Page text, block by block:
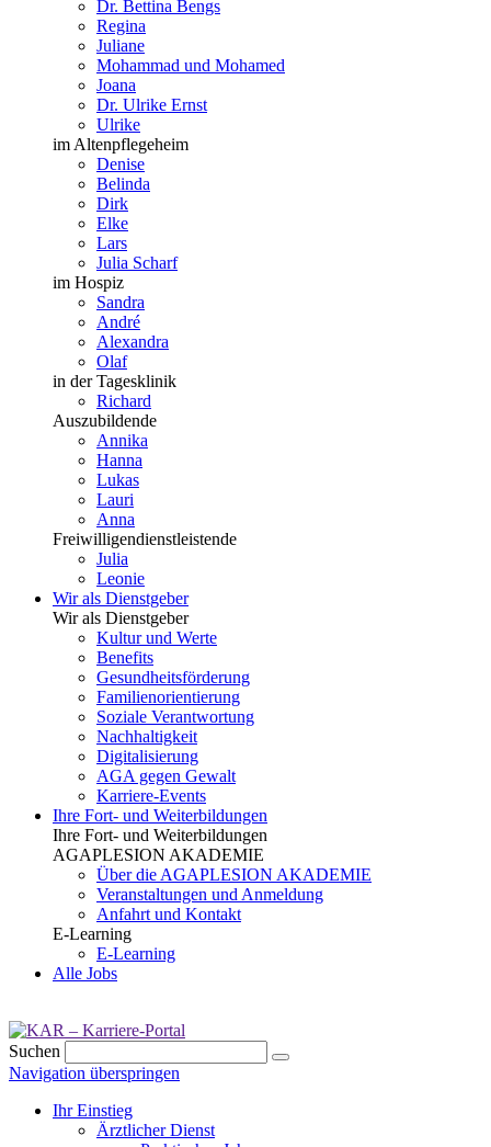
Dr. Bettina Bengs
Regina
Juliane
Mohammad und Mohamed
Joana
Dr. Ulrike Ernst
Ulrike
im Altenpflegeheim
Denise
Belinda
Dirk
Elke
Lars
Julia Scharf
im Hospiz
Sandra
André
Alexandra
Olaf
in der Tagesklinik
Richard
Auszubildende
Annika
Hanna
Lukas
Lauri
Anna
Freiwilligendienstleistende
Julia
Leonie
Wir als Dienstgeber
Wir als Dienstgeber
Kultur und Werte
Benefits
Gesundheits­förderung
Familien­orientierung
Soziale Verantwortung
Nachhaltigkeit
Digitalisierung
AGA gegen Gewalt
Karriere-Events
Ihre Fort- und Weiterbildungen
Ihre Fort- und Weiterbildungen
AGAPLESION AKADEMIE
Über die AGAPLESION AKADEMIE
Veranstaltungen und Anmeldung
Anfahrt und Kontakt
E-Learning
E-Learning
Alle Jobs
Suchen
Navigation überspringen
Ihr Einstieg
Ärztlicher Dienst